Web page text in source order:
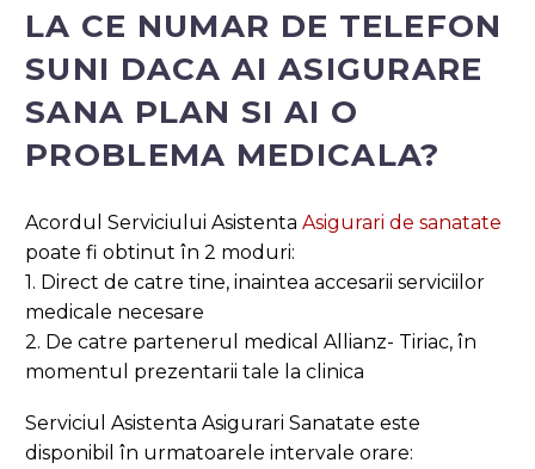
LA CE NUMAR DE TELEFON
SUNI DACA AI ASIGURARE
SANA PLAN SI AI O
PROBLEMA MEDICALA?
Acordul Serviciului Asistenta Asigurari de sanatate
poate fi obtinut în 2 moduri:
1. Direct de catre tine, inaintea accesarii serviciilor
medicale necesare
2. De catre partenerul medical Allianz- Tiriac, în
momentul prezentarii tale la clinica
Serviciul Asistenta Asigurari Sanatate este
disponibil în urmatoarele intervale orare: